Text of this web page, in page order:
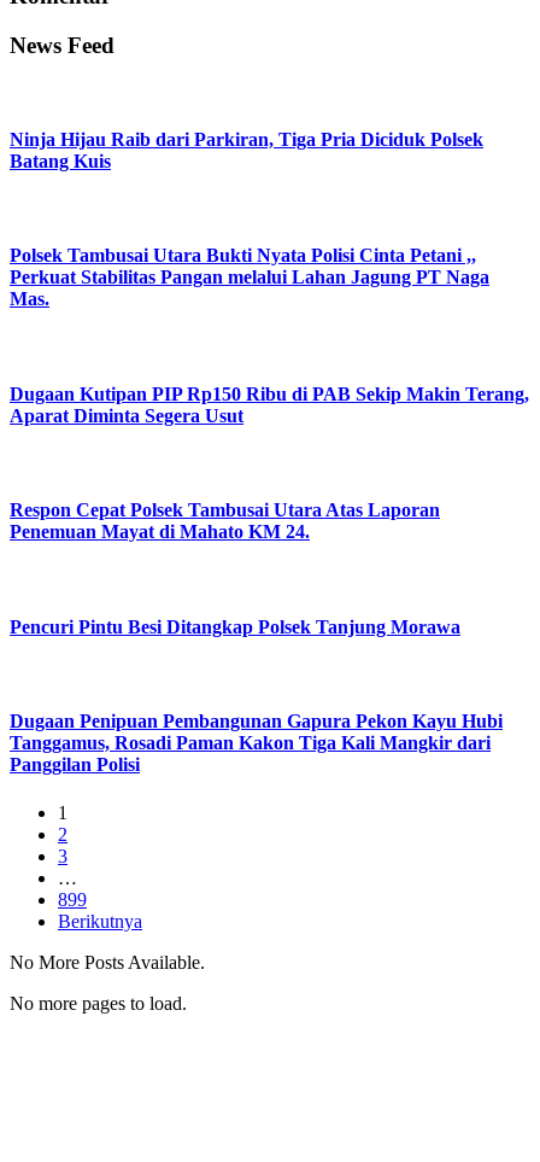
News Feed
Ninja Hijau Raib dari Parkiran, Tiga Pria Diciduk Polsek
Batang Kuis
Polsek Tambusai Utara Bukti Nyata Polisi Cinta Petani ,,
Perkuat Stabilitas Pangan melalui Lahan Jagung PT Naga
Mas.
Dugaan Kutipan PIP Rp150 Ribu di PAB Sekip Makin Terang,
Aparat Diminta Segera Usut
Respon Cepat Polsek Tambusai Utara Atas Laporan
Penemuan Mayat di Mahato KM 24.
Pencuri Pintu Besi Ditangkap Polsek Tanjung Morawa
Dugaan Penipuan Pembangunan Gapura Pekon Kayu Hubi
Tanggamus, Rosadi Paman Kakon Tiga Kali Mangkir dari
Panggilan Polisi
1
2
3
…
899
Berikutnya
No More Posts Available.
No more pages to load.